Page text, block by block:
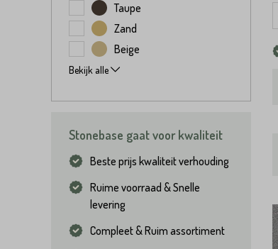
Taupe
Zand
Beige
Bekijk alle
Stonebase gaat voor kwaliteit
Beste prijs kwaliteit verhouding
Ruime voorraad & Snelle
levering
Compleet & Ruim assortiment